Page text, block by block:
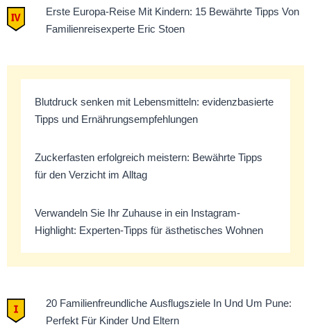
Erste Europa-Reise Mit Kindern: 15 Bewährte Tipps Von
Familienreisexperte Eric Stoen
Blutdruck senken mit Lebensmitteln: evidenzbasierte
Tipps und Ernährungsempfehlungen
Zuckerfasten erfolgreich meistern: Bewährte Tipps
für den Verzicht im Alltag
Verwandeln Sie Ihr Zuhause in ein Instagram-
Highlight: Experten-Tipps für ästhetisches Wohnen
20 Familienfreundliche Ausflugsziele In Und Um Pune:
Perfekt Für Kinder Und Eltern